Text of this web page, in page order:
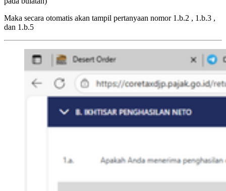
Maka secara otomatis akan tampil pertanyaan nomor 1.b.2 , 1.b.3 ,
dan 1.b.5